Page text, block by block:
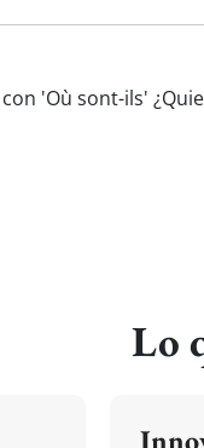
'Où sont-ils'
Lo